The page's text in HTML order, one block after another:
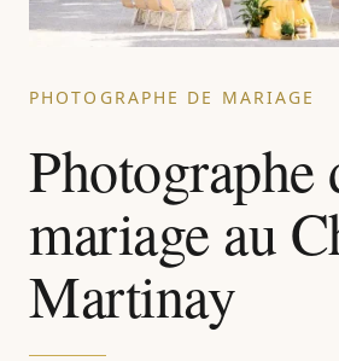
PHOTOGRAPHE DE MARIAGE
Photographe
mariage au
Martinay